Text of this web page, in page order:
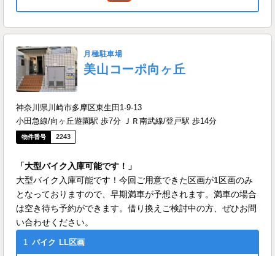
月極駐車場
美山コーポ向ヶ丘
神奈川県川崎市多摩区東生田1-9-13
小田急線/向ヶ丘遊園駅 歩7分 ＪＲ南武線/登戸駅 歩14分
2243
「大型バイク入庫可能です！」
大型バイク入庫可能です！今回ご用意できた区画が1区画のみ
となっておりますので、早期満車が予想されます。満車の場合
は空き待ち予約ができます。借り換えご検討中の方、ぜひお問
い合わせください。
1 バイク LL区画